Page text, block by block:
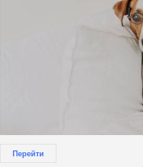
Перейти